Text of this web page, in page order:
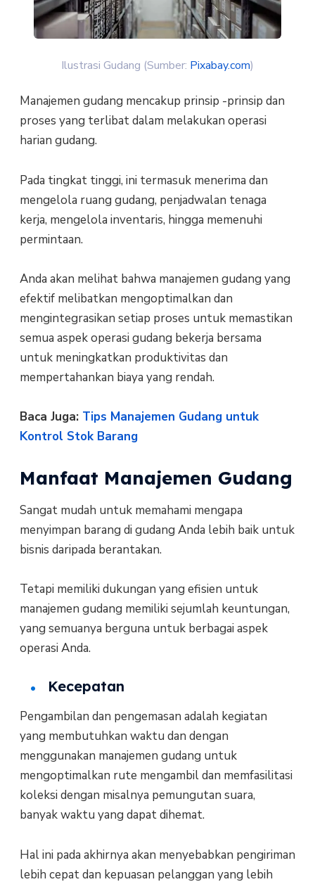
Ilustrasi Gudang (Sumber: Pixabay.com)
Manajemen gudang mencakup prinsip -prinsip dan
proses yang terlibat dalam melakukan operasi
harian gudang.
Pada tingkat tinggi, ini termasuk menerima dan
mengelola ruang gudang, penjadwalan tenaga
kerja, mengelola inventaris, hingga memenuhi
permintaan.
Anda akan melihat bahwa manajemen gudang yang
efektif melibatkan mengoptimalkan dan
mengintegrasikan setiap proses untuk memastikan
semua aspek operasi gudang bekerja bersama
untuk meningkatkan produktivitas dan
mempertahankan biaya yang rendah.
Baca Juga: Tips Manajemen Gudang untuk
Kontrol Stok Barang
Manfaat Manajemen Gudang
Sangat mudah untuk memahami mengapa
menyimpan barang di gudang Anda lebih baik untuk
bisnis daripada berantakan.
Tetapi memiliki dukungan yang efisien untuk
manajemen gudang memiliki sejumlah keuntungan,
yang semuanya berguna untuk berbagai aspek
operasi Anda.
Kecepatan
Pengambilan dan pengemasan adalah kegiatan
yang membutuhkan waktu dan dengan
menggunakan manajemen gudang untuk
mengoptimalkan rute mengambil dan memfasilitasi
koleksi dengan misalnya pemungutan suara,
banyak waktu yang dapat dihemat.
Hal ini pada akhirnya akan menyebabkan pengiriman
lebih cepat dan kepuasan pelanggan yang lebih